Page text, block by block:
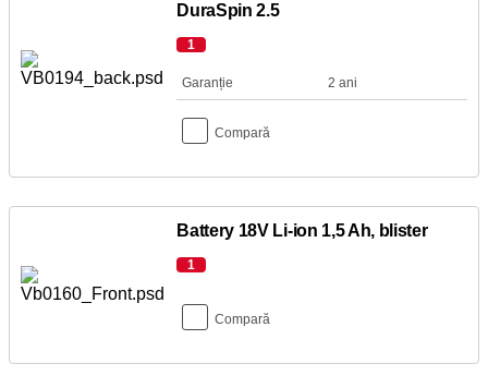
DuraSpin 2.5
1
Garanție 2 ani
Compară
Battery 18V Li-ion 1,5 Ah, blister
1
Compară